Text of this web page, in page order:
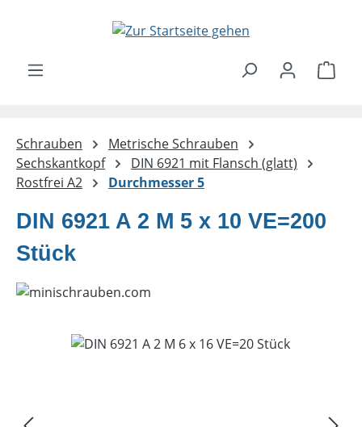
Zum Hauptinhalt springen
Schrauben
Metrische Schrauben
Sechskantkopf
DIN 6921 mit Flansch (glatt)
Rostfrei A2
Durchmesser 5
DIN 6921 A 2 M 5 x 10 VE=200
Stück
Bildergalerie überspringen